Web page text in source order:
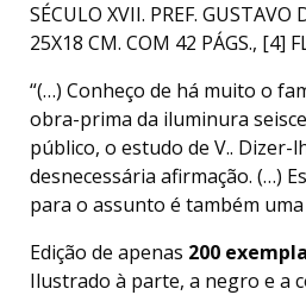
SÉCULO XVII. PREF.
25X18 CM. COM 42 PÁGS., [4]
“(…) Conheço de há muito o
obra-prima da iluminura
público, o estudo de V..
desnecessária afirmação. (…)
para o assunto é também
Edição de apenas 200
Ilustrado à parte, a negro e a